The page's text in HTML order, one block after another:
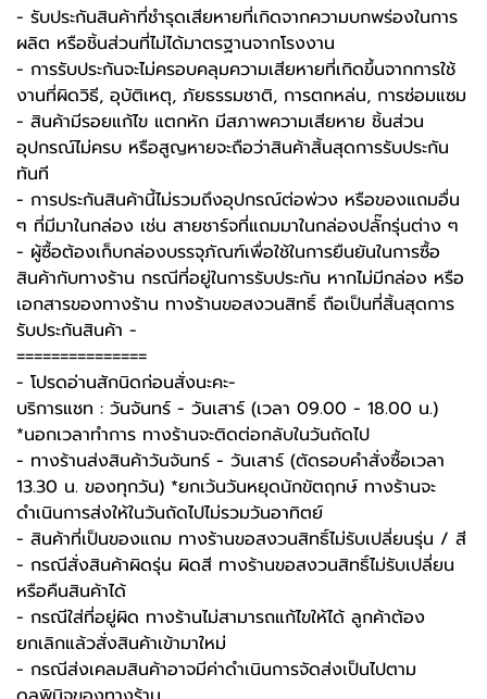
- รับประกันสินค้าที่ชำรุดเสียหายที่เกิดจากความบกพร่องในการ
ผลิต หรือชิ้นส่วนที่ไม่ได้มาตรฐานจากโรงงาน
- การรับประกันจะไม่ครอบคลุมความเสียหายที่เกิดขึ้นจากการใช้
งานที่ผิดวิธี, อุบัติเหตุ, ภัยธรรมชาติ, การตกหล่น, การซ่อมแซม
- สินค้ามีรอยแก้ไข แตกหัก มีสภาพความเสียหาย ชิ้นส่วน
อุปกรณ์ไม่ครบ หรือสูญหายจะถือว่าสินค้าสิ้นสุดการรับประกัน
ทันที
- การประกันสินค้านี้ไม่รวมถึงอุปกรณ์ต่อพ่วง หรือของแถมอื่น
ๆ ที่มีมาในกล่อง เช่น สายชาร์จที่แถมมาในกล่องปลั๊กรุ่นต่าง ๆ
-️ ผู้ซื้อต้องเก็บกล่องบรรจุภัณฑ์เพื่อใช้ในการยืนยันในการซื้อ
สินค้ากับทางร้าน กรณีที่อยู่ในการรับประกัน หากไม่มีกล่อง หรือ
เอกสารของทางร้าน ทางร้านขอสงวนสิทธิ์ ถือเป็นที่สิ้นสุดการ
รับประกันสินค้า -️
===============
-️ โปรดอ่านสักนิดก่อนสั่งนะคะ-️
บริการแชท : วันจันทร์ - วันเสาร์ (เวลา 09.00 - 18.00 น.)
*นอกเวลาทำการ ทางร้านจะติดต่อกลับในวันถัดไป
- ทางร้านส่งสินค้าวันจันทร์ - วันเสาร์ (ตัดรอบคำสั่งซื้อเวลา
13.30 น. ของทุกวัน) *ยกเว้นวันหยุดนักขัตฤกษ์ ทางร้านจะ
ดำเนินการส่งให้ในวันถัดไปไม่รวมวันอาทิตย์
- สินค้าที่เป็นของแถม ทางร้านขอสงวนสิทธิ์ไม่รับเปลี่ยนรุ่น / สี
- กรณีสั่งสินค้าผิดรุ่น ผิดสี ทางร้านขอสงวนสิทธิ์ไม่รับเปลี่ยน
หรือคืนสินค้าได้
- กรณีใส่ที่อยู่ผิด ทางร้านไม่สามารถแก้ไขให้ได้ ลูกค้าต้อง
ยกเลิกแล้วสั่งสินค้าเข้ามาใหม่
- กรณีส่งเคลมสินค้าอาจมีค่าดำเนินการจัดส่งเป็นไปตาม